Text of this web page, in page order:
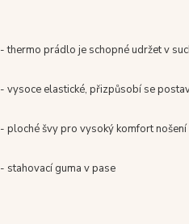
- thermo prádlo je schopné udržet v
- vysoce elastické, přizpůsobí se
- ploché švy pro vysoký komfort nošení
- stahovací guma v pase